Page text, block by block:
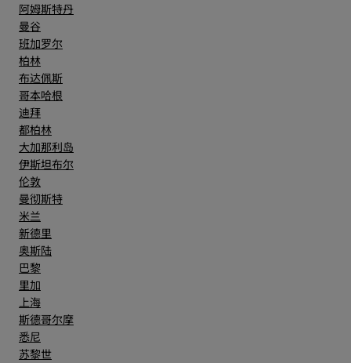
阿姆斯特丹
曼谷
班加罗尔
柏林
布达佩斯
哥本哈根
迪拜
都柏林
大加那利岛
伊斯坦布尔
伦敦
曼彻斯特
米兰
新德里
奥斯陆
巴黎
里加
上海
斯德哥尔摩
悉尼
苏黎世